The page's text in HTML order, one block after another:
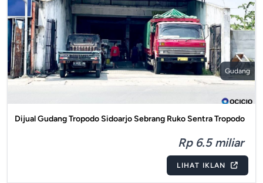
Gudang
Dijual Gudang Tropodo Sidoarjo Sebrang Ruko Sentra Tropodo
Rp 6.5 miliar
LIHAT IKLAN